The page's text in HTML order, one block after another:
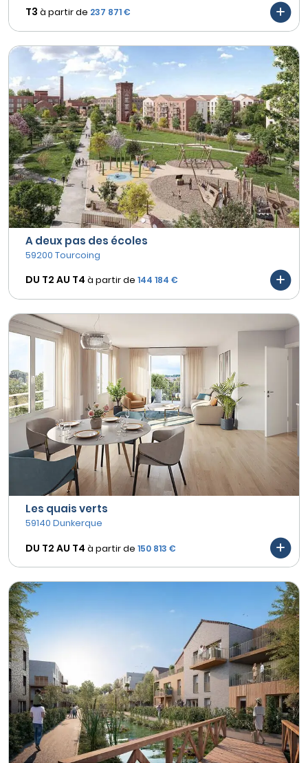
T3 à partir de 237 871 €
A deux pas des écoles
59200 Tourcoing
DU T2 AU T4 à partir de 144 184 €
Les quais verts
59140 Dunkerque
DU T2 AU T4 à partir de 150 813 €